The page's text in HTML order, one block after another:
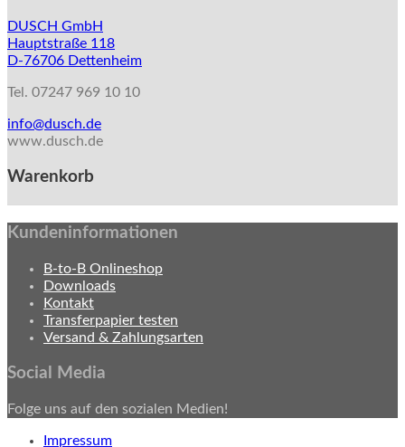
DUSCH GmbH
Hauptstraße 118
D-76706 Dettenheim
Tel. 07247 969 10 10
info@dusch.de
www.dusch.de
Warenkorb
Kundeninformationen
B-to-B Onlineshop
Downloads
Kontakt
Transferpapier testen
Versand & Zahlungsarten
Social Media
Folge uns auf den sozialen Medien!
Impressum